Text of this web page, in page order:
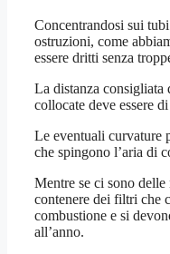
Concentrandosi sui
ostruzioni, come
essere dritti senza
La distanza consigliata
collocate deve essere
Le eventuali curvature
che spingono l’aria di
Mentre se ci sono
contenere dei filtri che
combustione e si
all’anno.